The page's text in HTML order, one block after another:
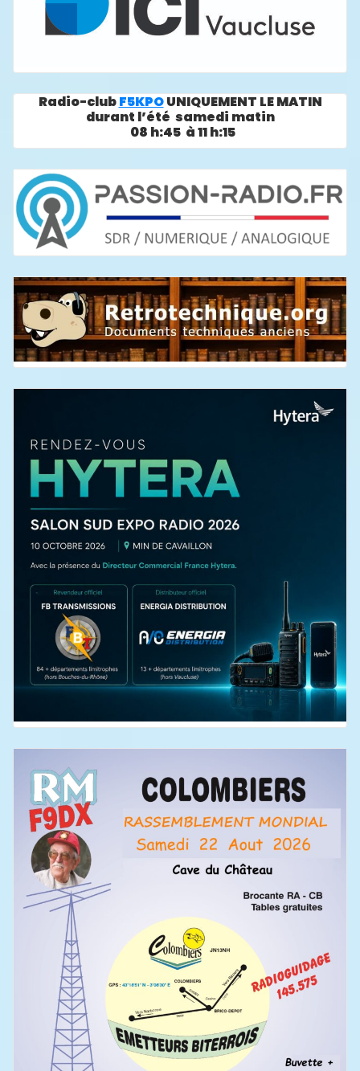
Radio-clubF5KPOUNIQUEMENT LE MATIN
durant l’été samedi matin
08 h:45 à 11 h:15